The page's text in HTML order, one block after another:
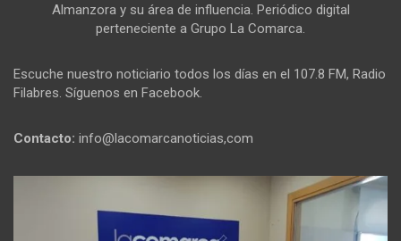
Almanzora y su área de influencia. Periódico digital
perteneciente a Grupo La Comarca.
Escuche nuestro noticiario todos los días en el 107.8 FM, Radio
Filabres. Síguenos en Facebook.
Contacto: info@lacomarcanoticias,com